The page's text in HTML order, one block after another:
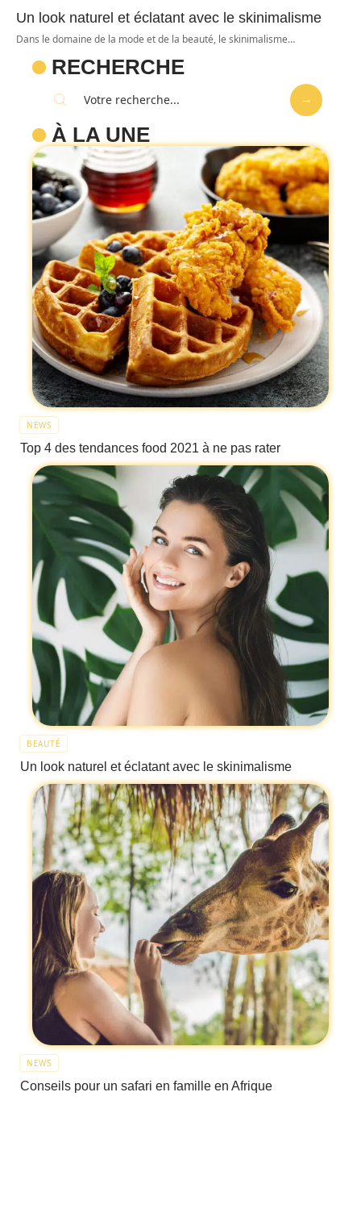
Un look naturel et éclatant avec le skinimalisme
Dans le domaine de la mode et de la beauté, le skinimalisme…
RECHERCHE
À LA UNE
NEWS
Top 4 des tendances food 2021 à ne pas rater
BEAUTÉ
Un look naturel et éclatant avec le skinimalisme
NEWS
Conseils pour un safari en famille en Afrique